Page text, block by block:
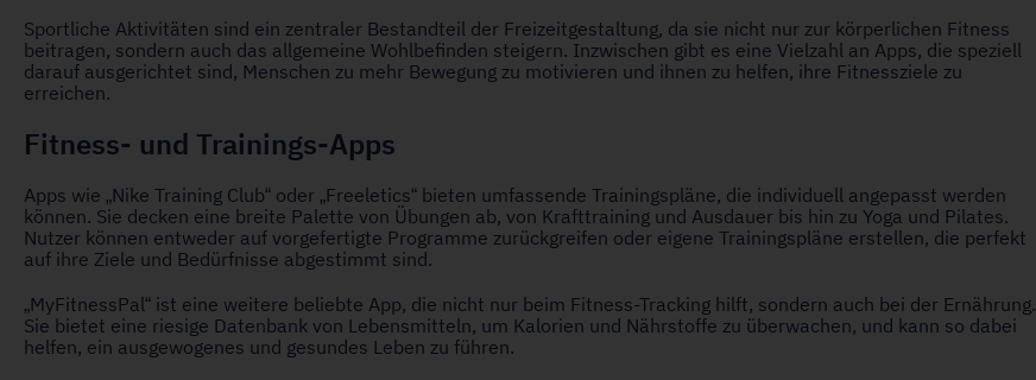
Sportliche Aktivitäten sind ein zentraler Bestandteil der Freizeitgestaltung, da sie nicht nur zur körperlichen Fitness
beitragen, sondern auch das allgemeine Wohlbefinden steigern. Inzwischen gibt es eine Vielzahl an Apps, die speziell
darauf ausgerichtet sind, Menschen zu mehr Bewegung zu motivieren und ihnen zu helfen, ihre Fitnessziele zu
erreichen.
Fitness- und Trainings-Apps
Apps wie „Nike Training Club“ oder „Freeletics“ bieten umfassende Trainingspläne, die individuell angepasst werden
können. Sie decken eine breite Palette von Übungen ab, von Krafttraining und Ausdauer bis hin zu Yoga und Pilates.
Nutzer können entweder auf vorgefertigte Programme zurückgreifen oder eigene Trainingspläne erstellen, die perfekt
auf ihre Ziele und Bedürfnisse abgestimmt sind.
„MyFitnessPal“ ist eine weitere beliebte App, die nicht nur beim Fitness-Tracking hilft, sondern auch bei der Ernährung.
Sie bietet eine riesige Datenbank von Lebensmitteln, um Kalorien und Nährstoffe zu überwachen, und kann so dabei
helfen, ein ausgewogenes und gesundes Leben zu führen.